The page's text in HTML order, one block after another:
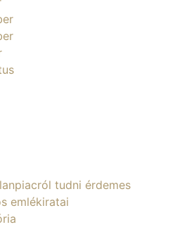
tudni érdemes
emlékiratai